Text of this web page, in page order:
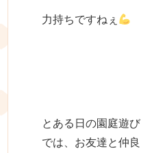
力持ちですねぇ
とある日の園庭遊び
では、お友達と仲良